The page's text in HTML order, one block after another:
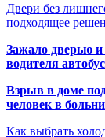
Двери без
подходящее
Зажало дверью
водителя
Взрыв в доме
человек в
Как выбрать